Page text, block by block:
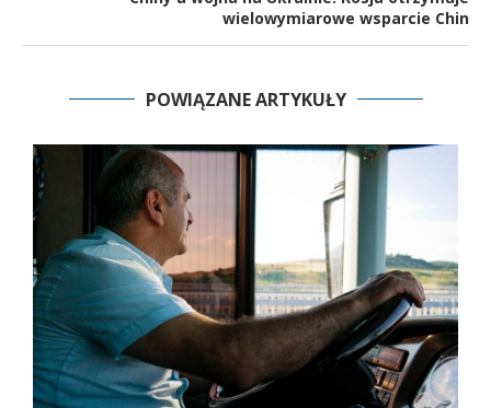
wielowymiarowe wsparcie Chin
POWIĄZANE ARTYKUŁY